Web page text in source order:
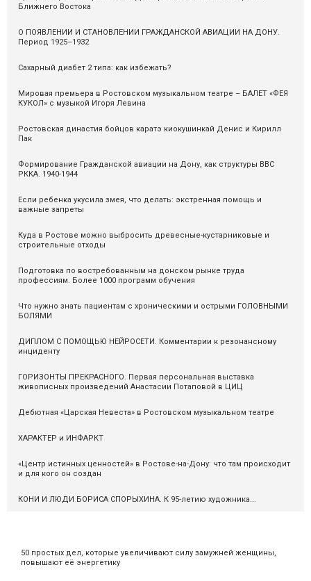
50 простых дел, которые увеличивают силу замужней женщины,
повышают её энергетику
Ближнего Востока
О ПОЯВЛЕНИИ И СТАНОВЛЕНИИ ГРАЖДАНСКОЙ АВИАЦИИ НА ДОНУ.
Период 1925–1932
Сахарный диабет 2 типа: как избежать?
Мировая премьера в Ростовском музыкальном театре – БАЛЕТ «ФЕЯ
КУКОЛ» с музыкой Игоря Левина
Ростовская династия бойцов каратэ киокушинкай Денис и Кирилл
Пак
Формирование Гражданской авиации на Дону, как структуры ВВС
РККА. 1940-1944
Если ребенка укусила змея, что делать: экстренная помощь и
важные запреты
Куда в Ростове можно выбросить древесные-кустарниковые и
строительные отходы
Подготовка по востребованным на донском рынке труда
профессиям. Более 1000 программ обучения
Что нужно знать пациентам с хроническими и острыми ГОЛОВНЫМИ
БОЛЯМИ
ДИПЛОМ С ПОМОЩЬЮ НЕЙРОСЕТИ. Комментарии к резонансному
инциденту
ГОРИЗОНТЫ ПРЕКРАСНОГО. Первая персональная выставка
живописных произведений Анастасии Потаповой в ЦИЦ
Дебютная «Царская Невеста» в Ростовском музыкальном театре
ХАРАКТЕР и ИНФАРКТ
«Центр истинных ценностей» в Ростове-на-Дону: что там происходит
и для кого он создан
КОНИ И ЛЮДИ БОРИСА СПОРЫХИНА. К 95-летию художника...